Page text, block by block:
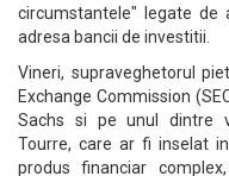
circumstantele" legate de
adresa bancii de investitii.
Vineri, supraveghetorul
Exchange Commission
Sachs si pe unul dintre
Tourre, care ar fi inselat
produs financiar